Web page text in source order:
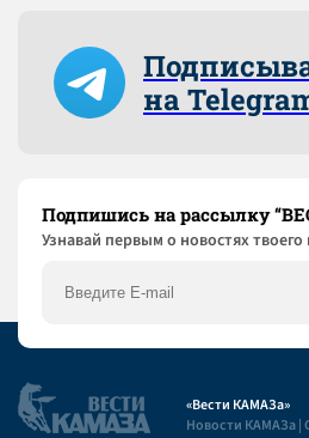
на
Подпишись на рассылку
Узнaвай первым о новостях твоего
«Вести КАМАЗа»
Новости КАМАЗа |